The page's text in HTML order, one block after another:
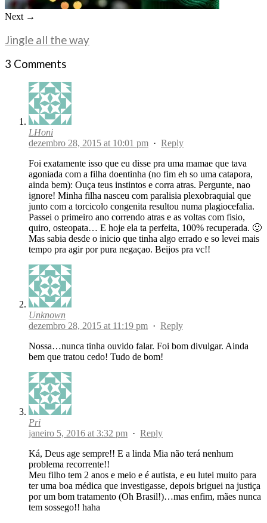
Next →
Jingle all the way
3 Comments
LHoni
dezembro 28, 2015 at 10:01 pm · Reply
Foi exatamente isso que eu disse pra uma mamae que tava
agoniada com a filha doentinha (no fim eh so uma catapora,
ainda bem): Ouça teus instintos e corra atras. Pergunte, nao
ignore! Minha filha nasceu com paralisia plexobraquial que
junto com a torcicolo congenita resultou numa plagiocefalia.
Passei o primeiro ano correndo atras e as voltas com fisio,
quiro, osteopata… E hoje ela ta perfeita, 100% recuperada. 🙂
Mas sabia desde o inicio que tinha algo errado e so levei mais
tempo pra agir por pura negaçao. Beijos pra vc!!
Unknown
dezembro 28, 2015 at 11:19 pm · Reply
Nossa…nunca tinha ouvido falar. Foi bom divulgar. Ainda
bem que tratou cedo! Tudo de bom!
Pri
janeiro 5, 2016 at 3:32 pm · Reply
Ká, Deus age sempre!! E a linda Mia não terá nenhum
problema recorrente!!
Meu filho tem 2 anos e meio e é autista, e eu lutei muito para
ter uma boa médica que investigasse, depois briguei na justiça
por um bom tratamento (Oh Brasil!)…mas enfim, mães nunca
tem sossego!! haha